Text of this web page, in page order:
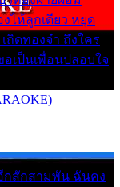
ไห้ลูกเดียว หยุด
ถิดทองจ๋า ถึงใคร
อเป็นเพื่อนปลอบใจ
กสักสามพัน ฉันคง